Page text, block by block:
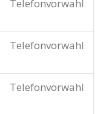
Telefonvorwahl
Telefonvorwahl
Telefonvorwahl